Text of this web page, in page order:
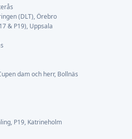
(DLT), Örebro
& P19), Uppsala
dam och herr, Bollnäs
P19, Katrineholm